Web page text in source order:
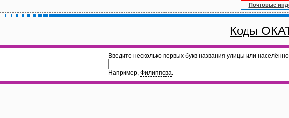
Почтовые
Коды
Введите несколько первых букв названия улицы или
Например, Филиппова.